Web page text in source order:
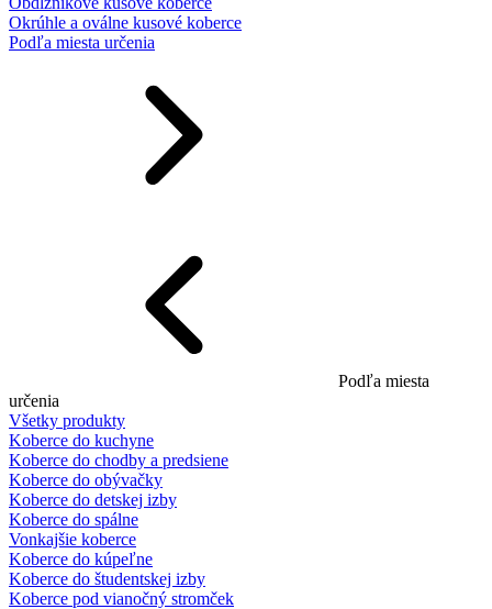
Okrúhle a oválne kusové koberce
Podľa miesta určenia
Podľa miesta
určenia
Všetky produkty
Koberce do kuchyne
Koberce do chodby a predsiene
Koberce do obývačky
Koberce do detskej izby
Koberce do spálne
Vonkajšie koberce
Koberce do kúpeľne
Koberce do študentskej izby
Koberce pod vianočný stromček